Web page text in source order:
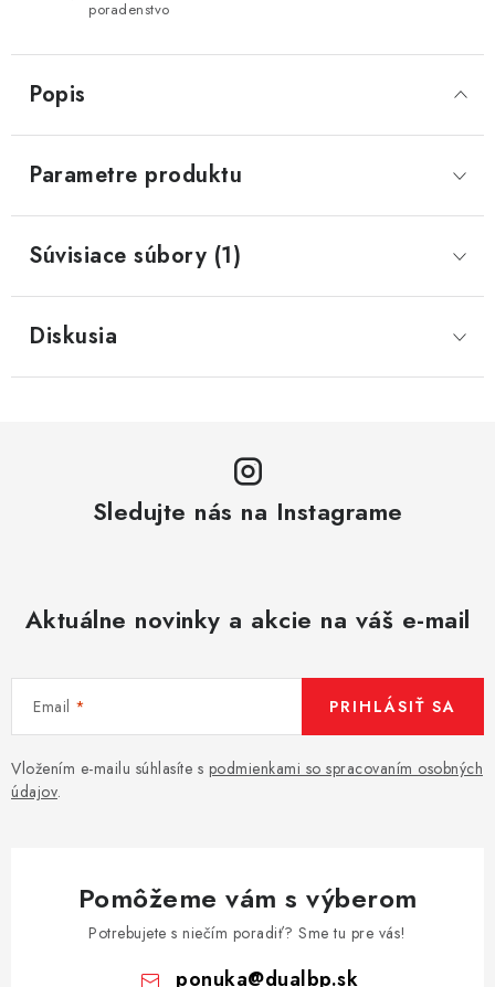
poradenstvo
Popis
Parametre produktu
Súvisiace súbory (1)
Diskusia
Sledujte nás na Instagrame
Aktuálne novinky a akcie na váš e-mail
Email
Vložením e-mailu súhlasíte s podmienkami so spracovaním osobných
údajov.
PRIHLÁSIŤ SA
Pomôžeme vám s výberom
Potrebujete s niečím poradiť? Sme tu pre vás!
ponuka@dualbp.sk